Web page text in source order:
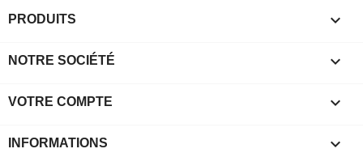
PRODUITS 
NOTRE SOCIÉTÉ 
VOTRE COMPTE 
INFORMATIONS keyboard_arrow_down